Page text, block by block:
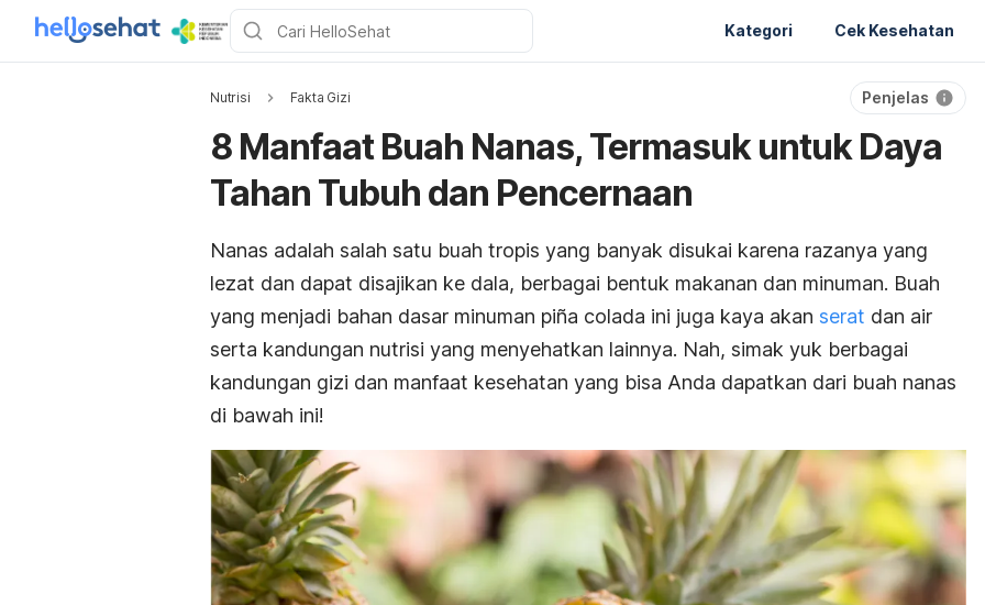
Kategori Cek Kesehatan
Nutrisi Fakta Gizi Penjelas
8 Manfaat Buah Nanas, Termasuk untuk Daya
Tahan Tubuh dan Pencernaan
Nanas adalah salah satu buah tropis yang banyak disukai karena razanya yang
lezat dan dapat disajikan ke dala, berbagai bentuk makanan dan minuman. Buah
yang menjadi bahan dasar minuman piña colada ini juga kaya akan serat dan air
serta kandungan nutrisi yang menyehatkan lainnya. Nah, simak yuk berbagai
kandungan gizi dan manfaat kesehatan yang bisa Anda dapatkan dari buah nanas
di bawah ini!